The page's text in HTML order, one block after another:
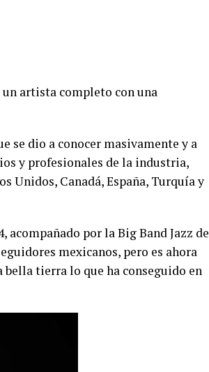
artista completo con una
se dio a conocer masivamente y a
y profesionales de la industria,
Unidos, Canadá, España, Turquía y
por la Big Band Jazz de
mexicanos, pero es ahora
tierra lo que ha conseguido en